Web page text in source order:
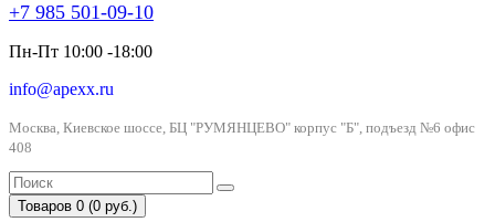
+7 985 501-09-10
Пн-Пт 10:00 -18:00
info@apexx.ru
Москва, Киевское шоссе, БЦ "РУМЯНЦЕВО" корпус "Б", подъезд №6 офис
408
Товаров 0 (0 руб.)